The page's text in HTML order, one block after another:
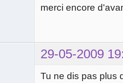
merci encore
29-05-2009
Tu ne dis pas plus